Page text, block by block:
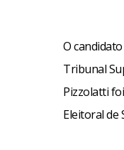
O
Tribunal
Pizzolatti
Eleitoral de